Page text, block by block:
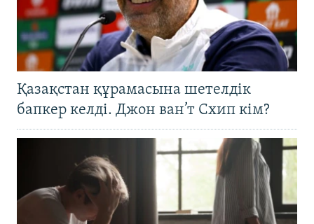
Қазақстан құрамасына шетелдік
бапкер келді. Джон ван’т Схип кім?